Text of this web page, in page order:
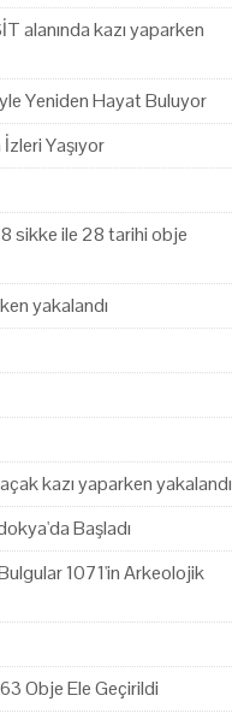
alanında kazı yaparken
Yeniden Hayat Buluyor
Yaşıyor
sikke ile 28 tarihi obje
yakalandı
kazı yaparken yakalandı
Başladı
1071'in Arkeolojik
Obje Ele Geçirildi